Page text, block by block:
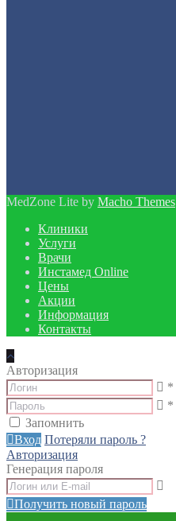
MedZone Lite by Macho Themes
Клиники
Услуги
Врачи
Инстамед Online
Цены
Акции
Информация
Контакты
Авторизация
*
*
Запомнить
Вход Потеряли пароль ?
Авторизация
Генерация пароля
Получить новый пароль